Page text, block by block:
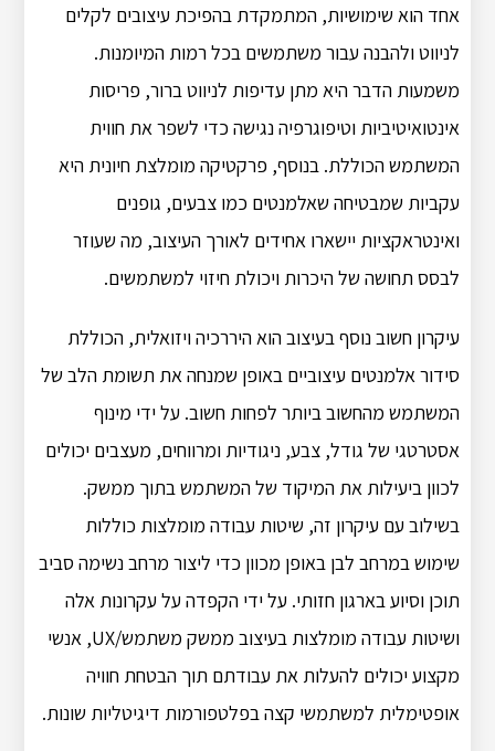
אחד הוא שימושיות, המתמקדת בהפיכת עיצובים לקלים
לניווט ולהבנה עבור משתמשים בכל רמות המיומנות.
משמעות הדבר היא מתן עדיפות לניווט ברור, פריסות
אינטואיטיביות וטיפוגרפיה נגישה כדי לשפר את חווית
המשתמש הכוללת.בנוסף, פרקטיקה מומלצת חיונית היא
עקביות שמבטיחה שאלמנטים כמו צבעים, גופנים
ואינטראקציות יישארו אחידים לאורך העיצוב, מה שעוזר
לבסס תחושה של היכרות ויכולת חיזוי למשתמשים.
עיקרון חשוב נוסף בעיצוב הוא היררכיה ויזואלית, הכוללת
סידור אלמנטים עיצוביים באופן שמנחה את תשומת הלב של
המשתמש מהחשוב ביותר לפחות חשוב. על ידי מינוף
אסטרטגי של גודל, צבע, ניגודיות ומרווחים, מעצבים יכולים
לכוון ביעילות את המיקוד של המשתמש בתוך ממשק.
בשילוב עם עיקרון זה, שיטות עבודה מומלצות כוללות
שימוש במרחב לבן באופן מכוון כדי ליצור מרחב נשימה סביב
תוכן וסיוע בארגון חזותי. על ידי הקפדה על עקרונות אלה
ושיטות עבודה מומלצות בעיצוב ממשק משתמש/UX, אנשי
מקצוע יכולים להעלות את עבודתם תוך הבטחת חוויה
אופטימלית למשתמשי קצה בפלטפורמות דיגיטליות שונות.